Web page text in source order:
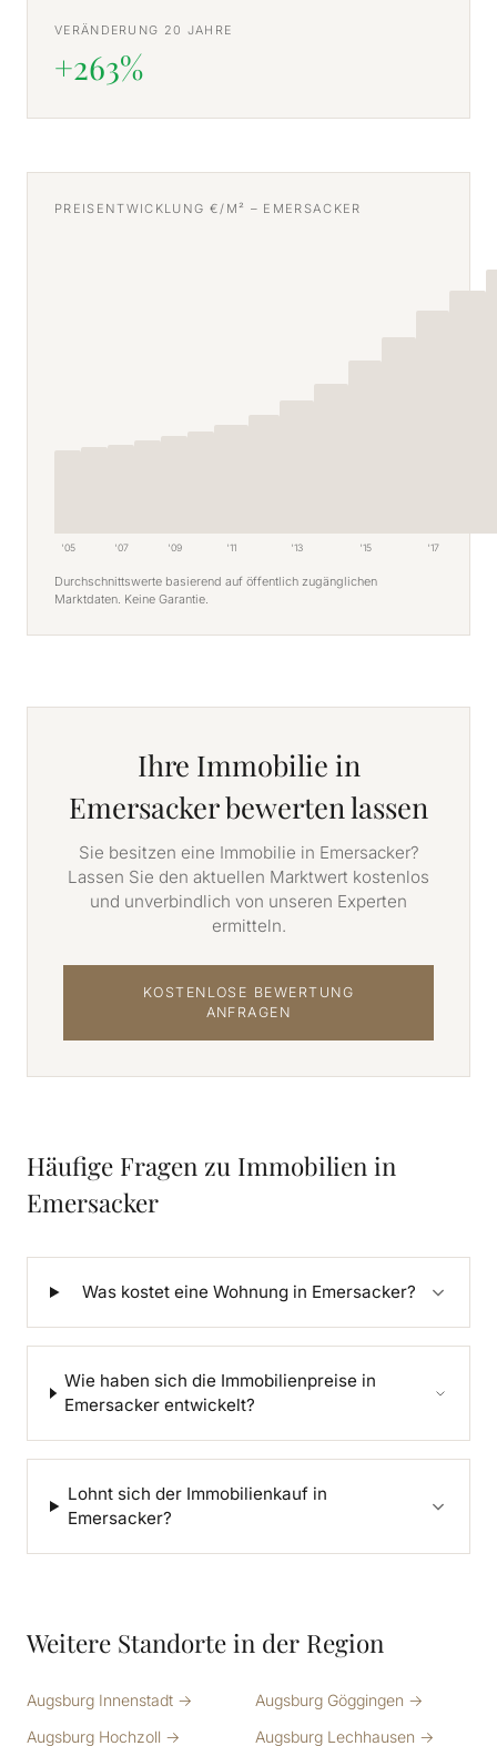
VERÄNDERUNG 20 JAHRE
+263%
PREISENTWICKLUNG €/M² – EMERSACKER
'05 '07 '09 '11 '13 '15 '17
Durchschnittswerte basierend auf öffentlich zugänglichen
Marktdaten. Keine Garantie.
Ihre Immobilie in
Emersacker bewerten lassen
Sie besitzen eine Immobilie in Emersacker?
Lassen Sie den aktuellen Marktwert kostenlos
und unverbindlich von unseren Experten
ermitteln.
KOSTENLOSE BEWERTUNG
ANFRAGEN
Häufige Fragen zu Immobilien in
Emersacker
Was kostet eine Wohnung in Emersacker?
Wie haben sich die Immobilienpreise in
Emersacker entwickelt?
Lohnt sich der Immobilienkauf in
Emersacker?
Weitere Standorte in der Region
Augsburg Innenstadt →
Augsburg Göggingen →
Augsburg Hochzoll →
Augsburg Lechhausen →